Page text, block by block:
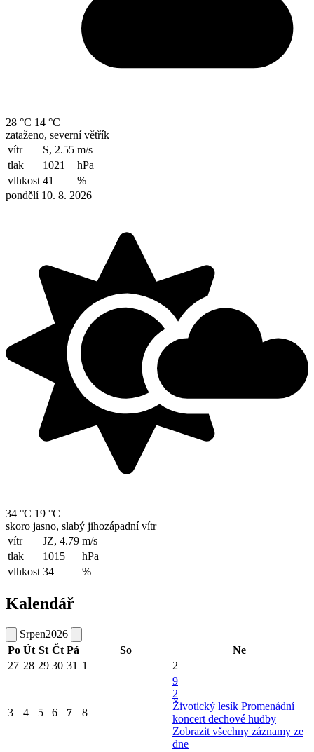
28 °C 14 °C
zataženo, severní větřík
vítr
S, 2.55 m/s
tlak
1021
hPa
vlhkost 41
%
pondělí 10. 8. 2026
34 °C 19 °C
skoro jasno, slabý jihozápadní vítr
vítr
JZ, 4.79 m/s
tlak
1015
hPa
vlhkost 34 %
Kalendář
Srpen2026
Po Út St Čt Pá So
Ne
27 28 29 30 31 1 2
3 4 5 6 7 8
9
2
Životický lesík Promenádní
koncert dechové hudby
Zobrazit všechny záznamy ze
dne